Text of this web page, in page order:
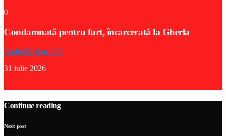
0
Condamnată pentru furt, încarcerată la Gherla
Radio Medias 725
31 iulie 2026
Continue reading
Next post